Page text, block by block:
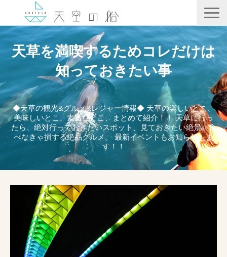
天空の船
ホテル竜宮
天ノ寂
記事一覧
コンテンツ
天草を満喫するためコレだけは
知っておきたい事
◆天草の観光&グルメ&レジャー情報◆ 天草の楽しいとこ、
美味しいとこ、素敵なとこ、まとめて紹介！！ 天草に行っ
たら、絶対行っておきたいスポット、見ておきたい絶景、食
べなきゃ損する絶品グルメ。 最新イベントもお知らせしま
す！！